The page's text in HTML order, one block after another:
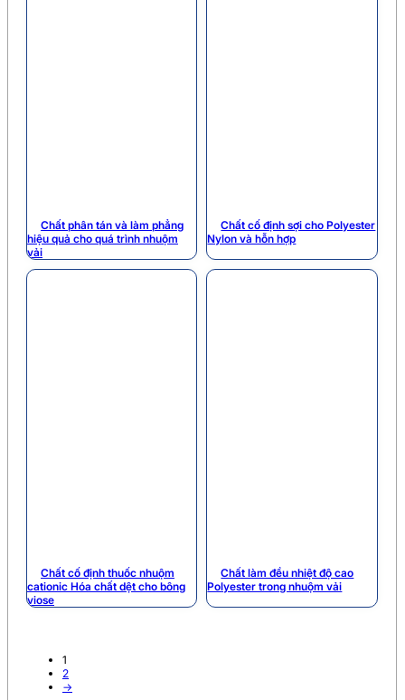
Chất phân tán và làm phẳng
hiệu quả cho quá trình nhuộm
vải
Chất cố định sợi cho Polyester
Nylon và hỗn hợp
Chất cố định thuốc nhuộm
cationic Hóa chất dệt cho bông
viose
Chất làm đều nhiệt độ cao
Polyester trong nhuộm vải
1
2
→